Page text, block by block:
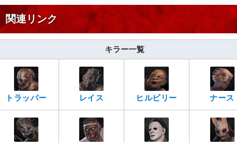
関連リンク
キラー一覧
トラッパー レイス ヒルビリー ナース